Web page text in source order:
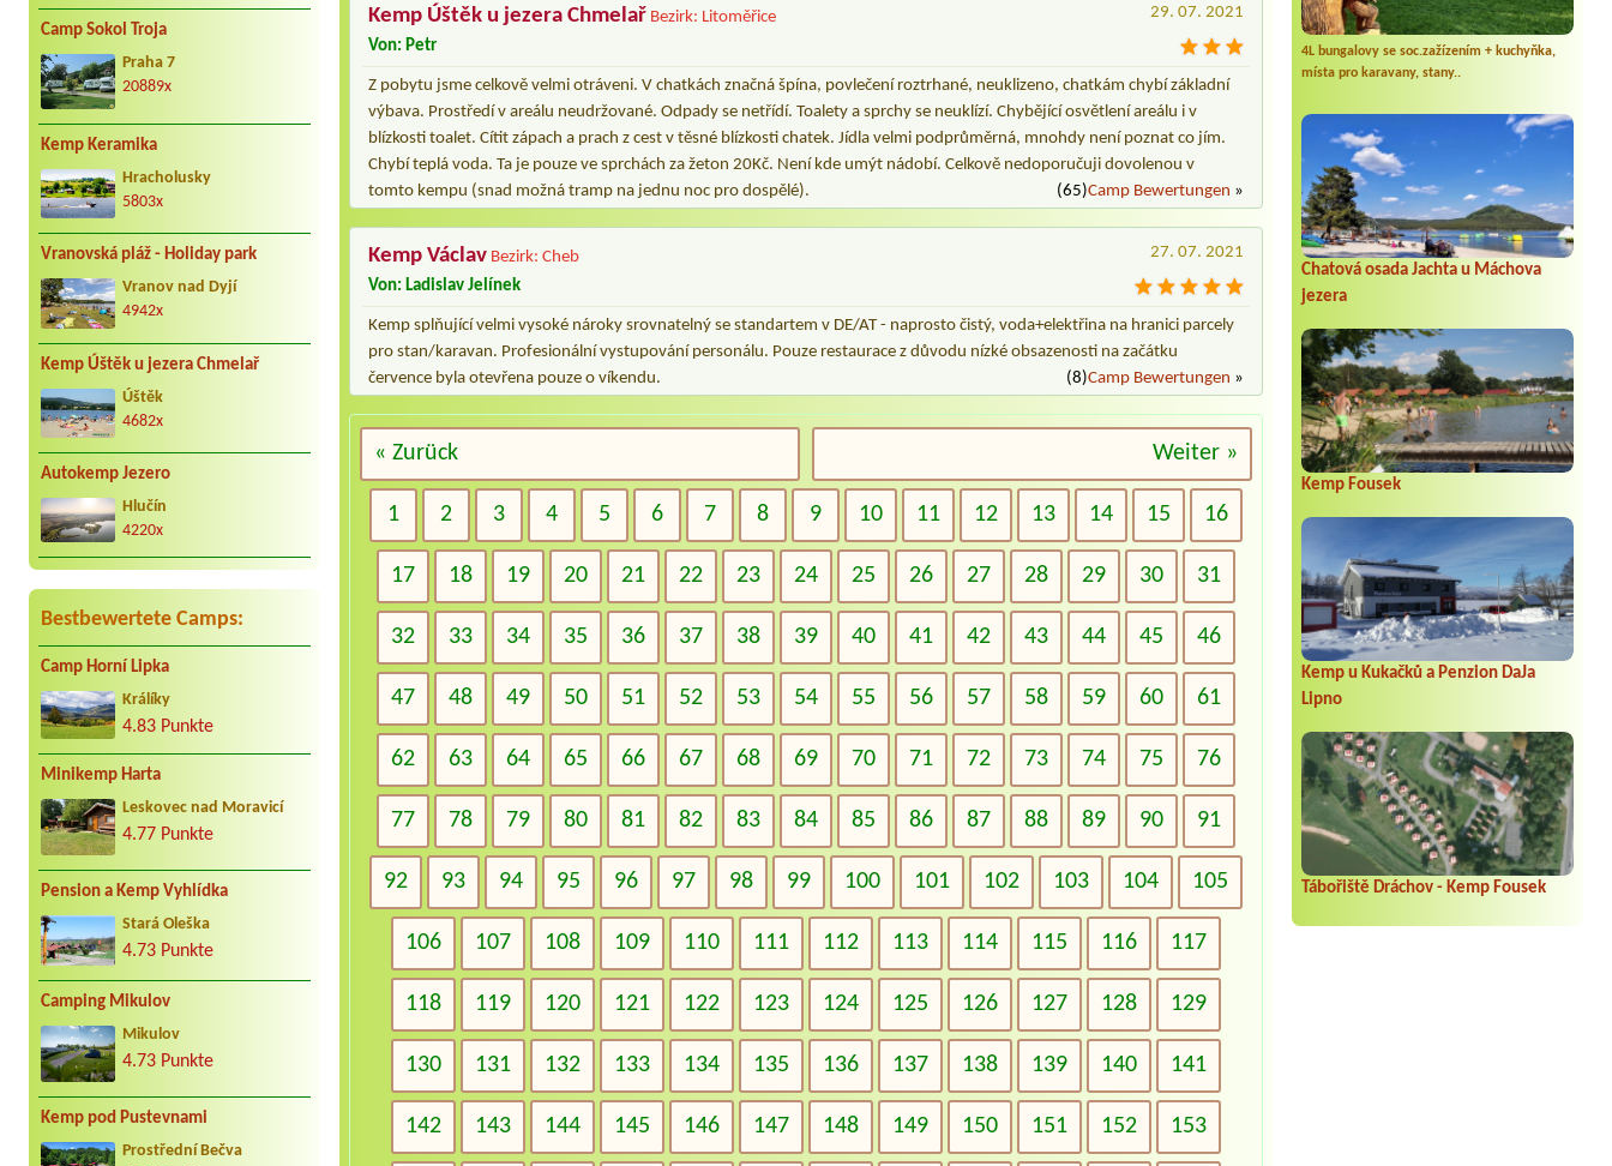
Camp Sokol Troja
Praha 7
20889x
Kemp Keramika
Hracholusky
5803x
Vranovská pláž - Holiday park
Vranov nad Dyjí
4942x
Kemp Úštěk u jezera Chmelař
Úštěk
4682x
Autokemp Jezero
Hlučín
4220x
Bestbewertete Camps:
Camp Horní Lipka
Králíky
4.83 Punkte
Minikemp Harta
Leskovec nad Moravicí
4.77 Punkte
Pension a Kemp Vyhlídka
Stará Oleška
4.73 Punkte
Camping Mikulov
Mikulov
4.73 Punkte
Kemp pod Pustevnami
Prostřední Bečva
4L bungalovy se soc.zažízením + kuchyňka,
místa pro karavany, stany..
Chatová osada Jachta u Máchova
jezera
Kemp Fousek
Kemp u Kukačků a Penzion DaJa
Lipno
Tábořiště Dráchov - Kemp Fousek
Kemp Úštěk u jezera Chmelař Bezirk: Litoměřice
29. 07. 2021
Von: Petr
Z pobytu jsme celkově velmi otráveni. V chatkách značná špína, povlečení roztrhané, neuklizeno, chatkám chybí základní
výbava. Prostředí v areálu neudržované. Odpady se netřídí. Toalety a sprchy se neuklízí. Chybějící osvětlení areálu i v
blízkosti toalet. Cítit zápach a prach z cest v těsné blízkosti chatek. Jídla velmi podprůměrná, mnohdy není poznat co jím.
Chybí teplá voda. Ta je pouze ve sprchách za žeton 20Kč. Není kde umýt nádobí. Celkově nedoporučuji dovolenou v
tomto kempu (snad možná tramp na jednu noc pro dospělé).
(65)Camp Bewertungen »
Kemp Václav Bezirk: Cheb
27. 07. 2021
Von: Ladislav Jelínek
Kemp splňující velmi vysoké nároky srovnatelný se standartem v DE/AT - naprosto čistý, voda+elektřina na hranici parcely
pro stan/karavan. Profesionální vystupování personálu. Pouze restaurace z důvodu nízké obsazenosti na začátku
července byla otevřena pouze o víkendu.
(8)Camp Bewertungen »
« Zurück Weiter »
1 2 3 4 5 6 7 8 9 10 11 12 13 14 15 16
17 18 19 20 21 22 23 24 25 26 27 28 29 30 31
32 33 34 35 36 37 38 39 40 41 42 43 44 45 46
47 48 49 50 51 52 53 54 55 56 57 58 59 60 61
62 63 64 65 66 67 68 69 70 71 72 73 74 75 76
77 78 79 80 81 82 83 84 85 86 87 88 89 90 91
92 93 94 95 96 97 98 99 100 101 102 103 104 105
106 107 108 109 110 111 112 113 114 115 116 117
118 119 120 121 122 123 124 125 126 127 128 129
130 131 132 133 134 135 136 137 138 139 140 141
142 143 144 145 146 147 148 149 150 151 152 153